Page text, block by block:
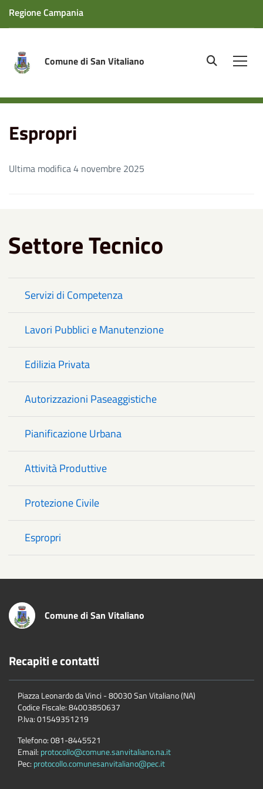
Regione Campania
Comune di San Vitaliano site.searc
Espropri
Ultima modifica 4 novembre 2025
Settore Tecnico
Servizi di Competenza
Lavori Pubblici e Manutenzione
Edilizia Privata
Autorizzazioni Paseaggistiche
Pianificazione Urbana
Attività Produttive
Protezione Civile
Espropri
Comune di San Vitaliano
Recapiti e contatti
Piazza Leonardo da Vinci - 80030 San Vitaliano (NA)
Codice Fiscale:84003850637
P.Iva:01549351219
Telefono:081-8445521
Email: protocollo@comune.sanvitaliano.na.it
Pec: protocollo.comunesanvitaliano@pec.it